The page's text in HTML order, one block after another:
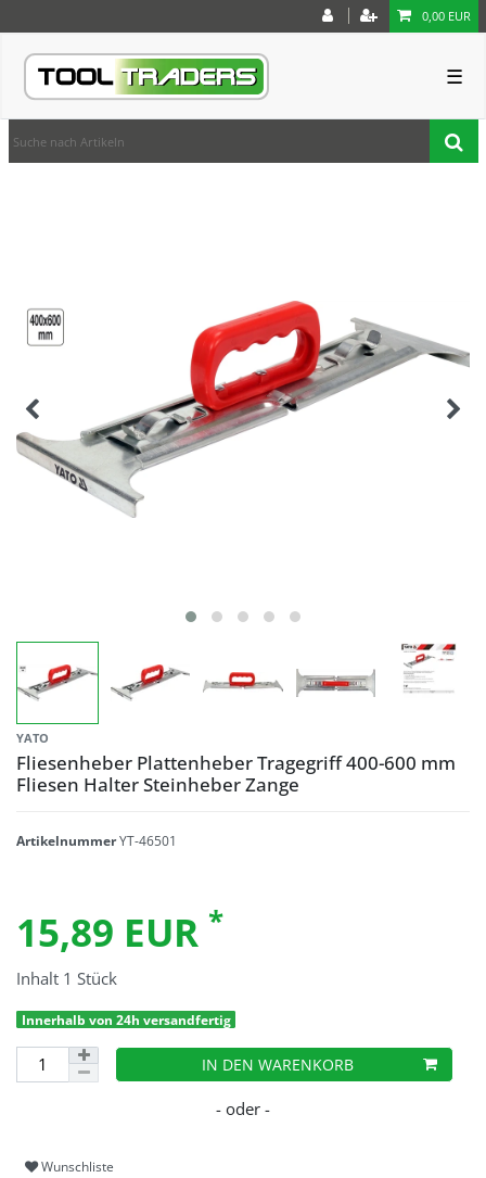
0,00 EUR
☰
YATO
Fliesenheber Plattenheber Tragegriff 400-600 mm
Fliesen Halter Steinheber Zange
ArtikelnummerYT-46501
15,89 EUR *
Inhalt 1 Stück
Innerhalb von 24h versandfertig
IN DEN WARENKORB
Wunschliste